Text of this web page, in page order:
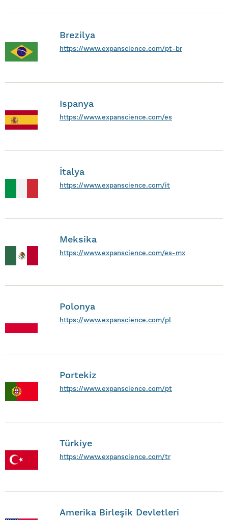
Brezilya
https://www.expanscience.com/pt-br
Ispanya
https://www.expanscience.com/es
İtalya
https://www.expanscience.com/it
Meksika
https://www.expanscience.com/es-mx
Polonya
https://www.expanscience.com/pl
Portekiz
https://www.expanscience.com/pt
Türkiye
https://www.expanscience.com/tr
Amerika Birleşik Devletleri